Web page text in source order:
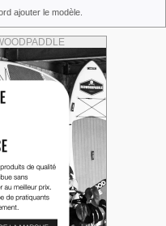
ajouter le modèle.